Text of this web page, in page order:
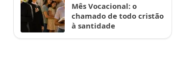
Mês Vocacional: o
chamado de todo cristão
à santidade